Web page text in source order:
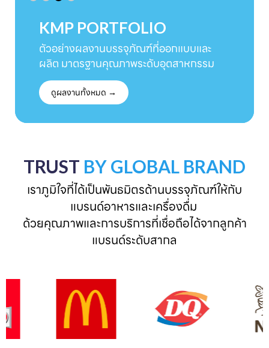
KMP PORTFOLIO
ตัวอย่างผลงานบรรจุภัณฑ์ที่ออกแบบและ
ผลิต มาตรฐานคุณภาพระดับอุตสาหกรรม
ดูผลงานทั้งหมด →
TRUST BY GLOBAL BRAND
เราภูมิใจที่ได้เป็นพันธมิตรด้านบรรจุภัณฑ์ให้กับ
แบรนด์อาหารและเครื่องดื่ม
ด้วยคุณภาพและการบริการที่เชื่อถือได้จากลูกค้า
แบรนด์ระดับสากล